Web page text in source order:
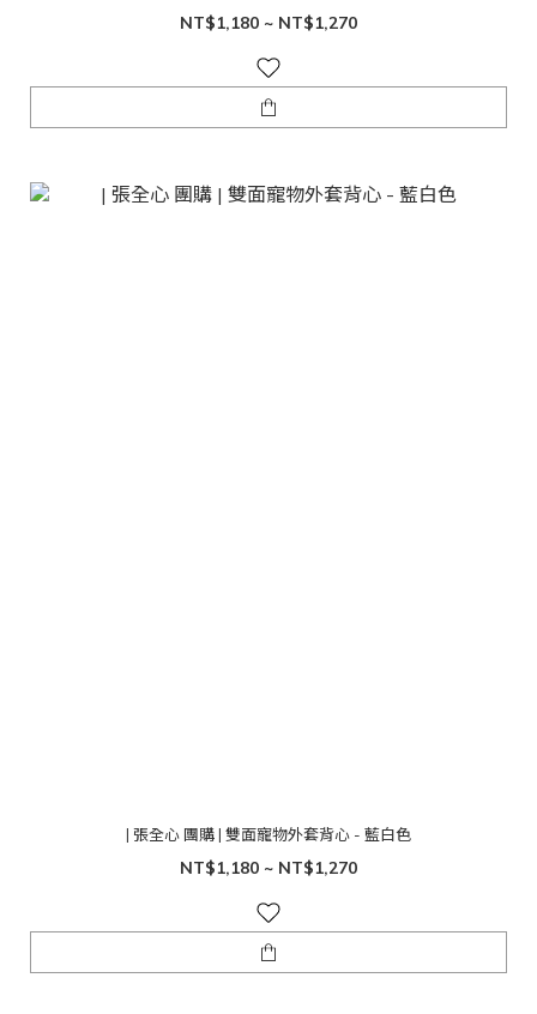
NT$1,180 ~ NT$1,270
| 張全心 團購 | 雙面寵物外套背心 - 藍白色
NT$1,180 ~ NT$1,270